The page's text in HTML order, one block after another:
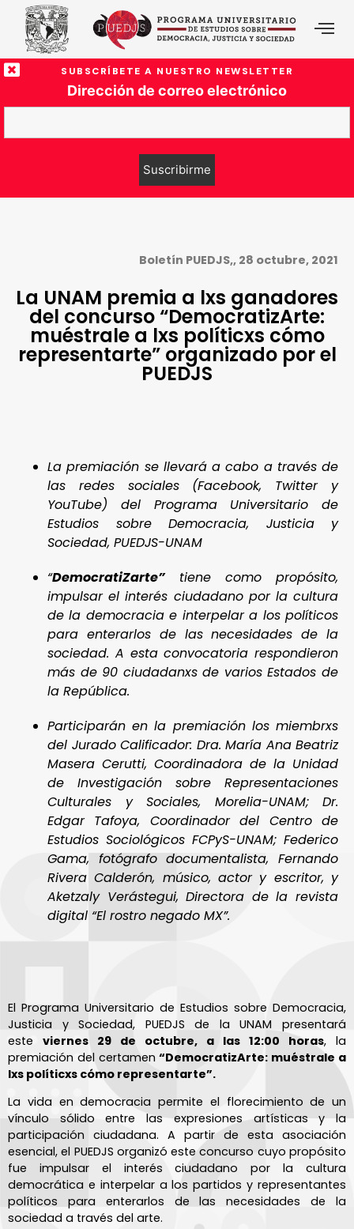
SUBSCRÍBETE A NUESTRO NEWSLETTER
Dirección de correo electrónico
Boletín PUEDJS,, 28 octubre, 2021
La UNAM premia a lxs ganadores
del concurso “DemocratizArte:
muéstrale a lxs políticxs cómo
representarte” organizado por el
PUEDJS
La premiación se llevará a cabo a través de
las redes sociales (Facebook, Twitter y
YouTube) del Programa Universitario de
Estudios sobre Democracia, Justicia y
Sociedad, PUEDJS-UNAM
“DemocratiZarte”tiene como propósito,
impulsar el interés ciudadano por la cultura
de la democracia e interpelar a los políticos
para enterarlos de las necesidades de la
sociedad. A esta convocatoria respondieron
más de 90 ciudadanxs de varios Estados de
la República.
Participarán en la premiación los miembrxs
del Jurado Calificador: Dra. María Ana Beatriz
Masera Cerutti, Coordinadora de la Unidad
de Investigación sobre Representaciones
Culturales y Sociales, Morelia-UNAM; Dr.
Edgar Tafoya, Coordinador del Centro de
Estudios Sociológicos FCPyS-UNAM; Federico
Gama, fotógrafo documentalista, Fernando
Rivera Calderón, músico, actor y escritor, y
Aketzaly Verástegui, Directora de la revista
digital “El rostro negado MX”.
El Programa Universitario de Estudios sobre Democracia,
Justicia y Sociedad, PUEDJS de la UNAM presentará
este viernes 29 de octubre, a las 12:00 horas, la
premiación del certamen“DemocratizArte: muéstrale a
lxs políticxs cómo representarte”.
La vida en democracia permite el florecimiento de un
vínculo sólido entre las expresiones artísticas y la
participación ciudadana. A partir de esta asociación
esencial, el PUEDJS organizó este concurso cuyo propósito
fue impulsar el interés ciudadano por la cultura
democrática e interpelar a los partidos y representantes
políticos para enterarlos de las necesidades de la
sociedad a través del arte.